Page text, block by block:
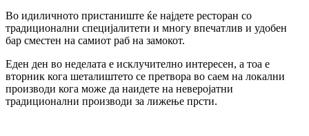
Во идиличното пристаниште ќе најдете ресторан со
традиционални специјалитети и многу впечатлив и удобен
бар сместен на самиот раб на замокот.
Еден ден во неделата е исклучително интересен, а тоа е
вторник кога шеталиштето се претвора во саем на локални
производи кога може да наидете на неверојатни
традиционални производи за лижење прсти.